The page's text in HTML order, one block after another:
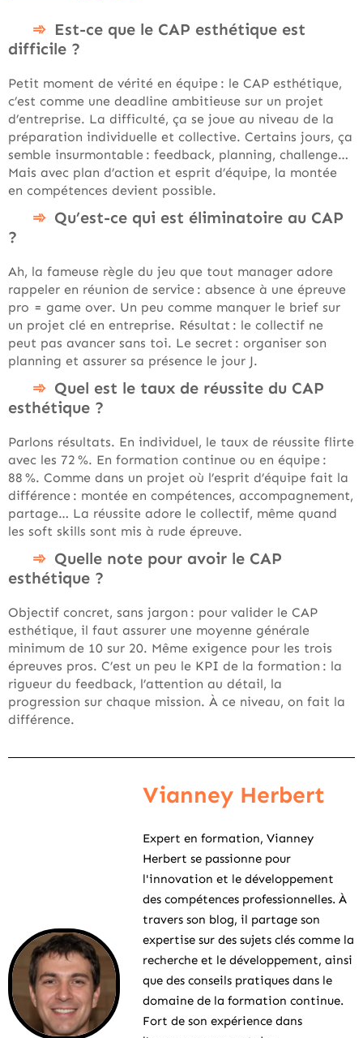
Est-ce que le CAP esthétique est
difficile ?
Petit moment de vérité en équipe : le CAP esthétique,
c’est comme une deadline ambitieuse sur un projet
d’entreprise. La difficulté, ça se joue au niveau de la
préparation individuelle et collective. Certains jours, ça
semble insurmontable : feedback, planning, challenge…
Mais avec plan d’action et esprit d’équipe, la montée
en compétences devient possible.
Qu’est-ce qui est éliminatoire au CAP
?
Ah, la fameuse règle du jeu que tout manager adore
rappeler en réunion de service : absence à une épreuve
pro = game over. Un peu comme manquer le brief sur
un projet clé en entreprise. Résultat : le collectif ne
peut pas avancer sans toi. Le secret : organiser son
planning et assurer sa présence le jour J.
Quel est le taux de réussite du CAP
esthétique ?
Parlons résultats. En individuel, le taux de réussite flirte
avec les 72 %. En formation continue ou en équipe :
88 %. Comme dans un projet où l’esprit d’équipe fait la
différence : montée en compétences, accompagnement,
partage… La réussite adore le collectif, même quand
les soft skills sont mis à rude épreuve.
Quelle note pour avoir le CAP
esthétique ?
Objectif concret, sans jargon : pour valider le CAP
esthétique, il faut assurer une moyenne générale
minimum de 10 sur 20. Même exigence pour les trois
épreuves pros. C’est un peu le KPI de la formation : la
rigueur du feedback, l’attention au détail, la
progression sur chaque mission. À ce niveau, on fait la
différence.
Vianney Herbert
Expert en formation, Vianney
Herbert se passionne pour
l'innovation et le développement
des compétences professionnelles. À
travers son blog, il partage son
expertise sur des sujets clés comme la
recherche et le développement, ainsi
que des conseils pratiques dans le
domaine de la formation continue.
Fort de son expérience dans